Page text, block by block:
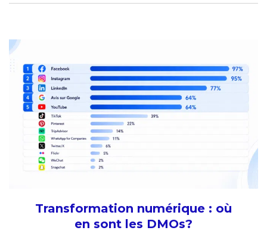
Transformation numérique : où
en sont les DMOs?